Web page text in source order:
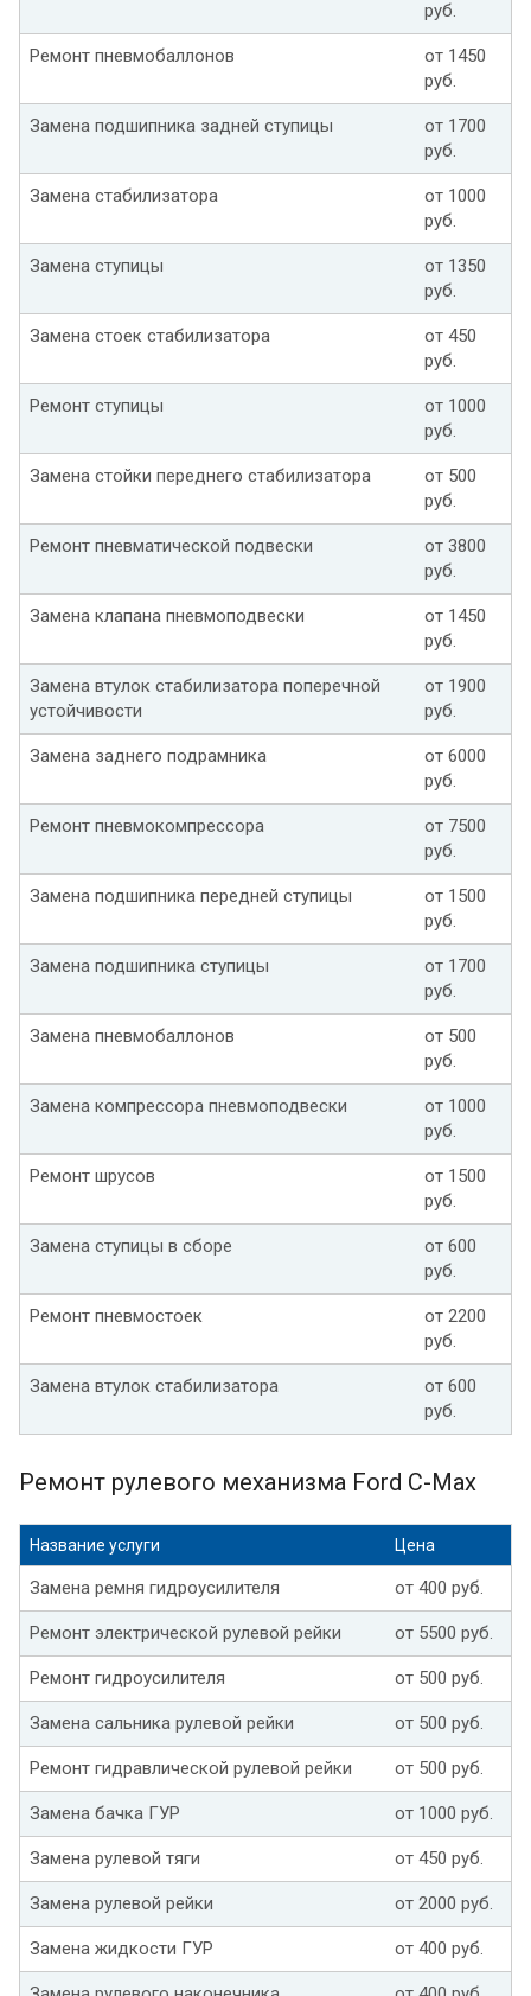
руб.
Ремонт пневмобаллонов
от 1450
руб.
Замена подшипника задней ступицы
от 1700
руб.
Замена стабилизатора
от 1000
руб.
Замена ступицы
от 1350
руб.
Замена стоек стабилизатора
от 450
руб.
Ремонт ступицы
от 1000
руб.
Замена стойки переднего стабилизатора
от 500
руб.
Ремонт пневматической подвески
от 3800
руб.
Замена клапана пневмоподвески
от 1450
руб.
Замена втулок стабилизатора поперечной
устойчивости
от 1900
руб.
Замена заднего подрамника
от 6000
руб.
Ремонт пневмокомпрессора
от 7500
руб.
Замена подшипника передней ступицы
от 1500
руб.
Замена подшипника ступицы
от 1700
руб.
Замена пневмобаллонов
от 500
руб.
Замена компрессора пневмоподвески
от 1000
руб.
Ремонт шрусов
от 1500
руб.
Замена ступицы в сборе
от 600
руб.
Ремонт пневмостоек
от 2200
руб.
Замена втулок стабилизатора
от 600
руб.
Ремонт рулевого механизма Ford C-Max
Название услуги Цена
Замена ремня гидроусилителя от 400 руб.
Ремонт электрической рулевой рейки от 5500 руб.
Ремонт гидроусилителя от 500 руб.
Замена сальника рулевой рейки от 500 руб.
Ремонт гидравлической рулевой рейки от 500 руб.
Замена бачка ГУР от 1000 руб.
Замена рулевой тяги от 450 руб.
Замена рулевой рейки от 2000 руб.
Замена жидкости ГУР от 400 руб.